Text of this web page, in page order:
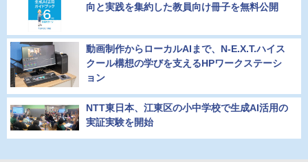
向と実践を集約した教員向け冊子を無料公開
動画制作からローカルAIまで、N-E.X.T.ハイス
クール構想の学びを支えるHPワークステーシ
ョン
NTT東日本、江東区の小中学校で生成AI活用の
実証実験を開始